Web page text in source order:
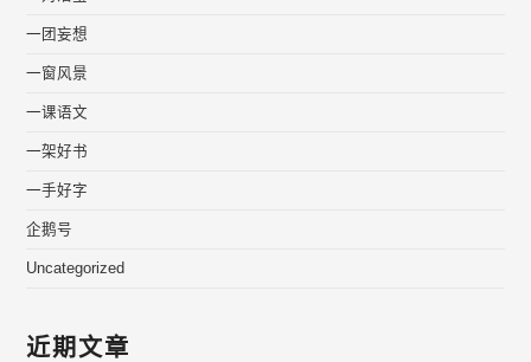
一团妄想
一窗风景
一课语文
一架好书
一手好字
企鹅号
Uncategorized
近期文章